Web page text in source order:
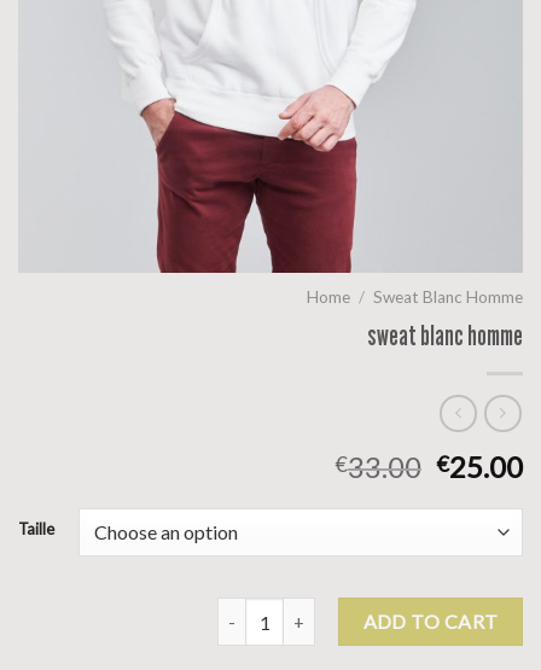
Home / Sweat Blanc Homme
sweat blanc homme
€33.00 €25.00
Taille
sweat blanc homme quantity
ADD TO CART